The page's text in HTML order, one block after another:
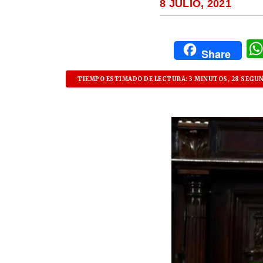
8 JULIO, 2021
Share
TIEMPO ESTIMADO DE LECTURA: 3 MINUTOS, 28